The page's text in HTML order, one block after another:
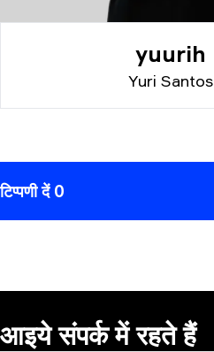
yuurih
Yuri Santos
टिप्पणी दें 0
आइये संपर्क में रहते हैं